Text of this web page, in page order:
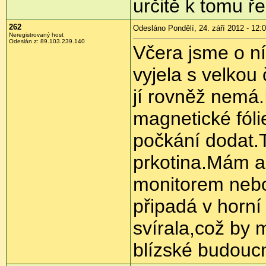
určitě k tomu
262
Neregistrovaný host
Odeslán z: 89.103.239.140
Odesláno Pondělí, 24. září 2012 -
Včera jsme o
vyjela s velkou
jí rovněž
magnetické
počkání
prkotina.Mám
monitorem
připadá v
svírala,což by
blízské